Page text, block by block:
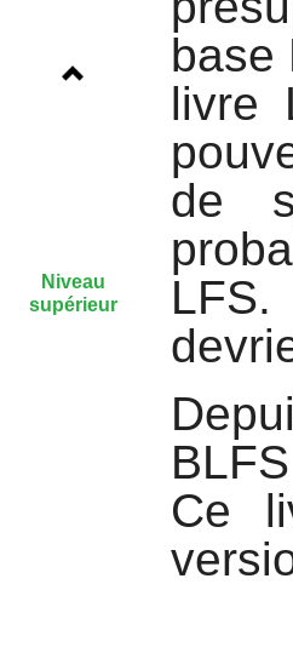
base
livre
de
Ce
Niveau
supérieur